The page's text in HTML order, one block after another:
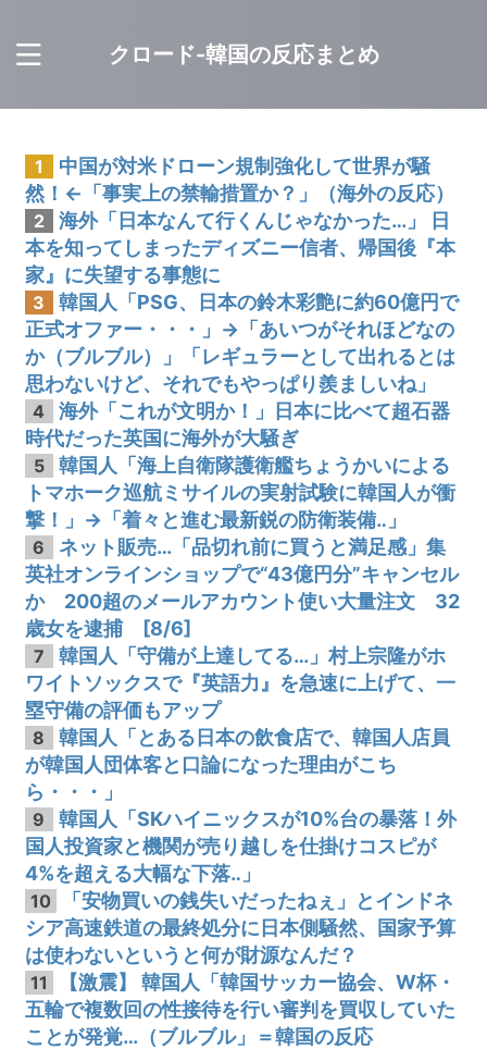
クロード-韓国の反応まとめ
1
中国が対米ドローン規制強化して世界が騒
然！←「事実上の禁輸措置か？」（海外の反応）
2
海外「日本なんて行くんじゃなかった…」 日
本を知ってしまったディズニー信者、帰国後『本
家』に失望する事態に
3
韓国人「PSG、日本の鈴木彩艶に約60億円で
正式オファー・・・」→「あいつがそれほどなの
か（ブルブル）」「レギュラーとして出れるとは
思わないけど、それでもやっぱり羨ましいね」
4
海外「これが文明か！」日本に比べて超石器
時代だった英国に海外が大騒ぎ
5
韓国人「海上自衛隊護衛艦ちょうかいによる
トマホーク巡航ミサイルの実射試験に韓国人が衝
撃！」→「着々と進む最新鋭の防衛装備‥」
6
ネット販売…「品切れ前に買うと満足感」集
英社オンラインショップで“43億円分”キャンセル
か 200超のメールアカウント使い大量注文 32
歳女を逮捕 [8/6]
7
韓国人「守備が上達してる…」村上宗隆がホ
ワイトソックスで『英語力』を急速に上げて、一
塁守備の評価もアップ
8
韓国人「とある日本の飲食店で、韓国人店員
が韓国人団体客と口論になった理由がこち
ら・・・」
9
韓国人「SKハイニックスが10%台の暴落！外
国人投資家と機関が売り越しを仕掛けコスピが
4%を超える大幅な下落‥」
10
「安物買いの銭失いだったねぇ」とインドネ
シア高速鉄道の最終処分に日本側騒然、国家予算
は使わないというと何が財源なんだ？
11
【激震】 韓国人「韓国サッカー協会、W杯・
五輪で複数回の性接待を行い審判を買収していた
ことが発覚…（ブルブル」＝韓国の反応